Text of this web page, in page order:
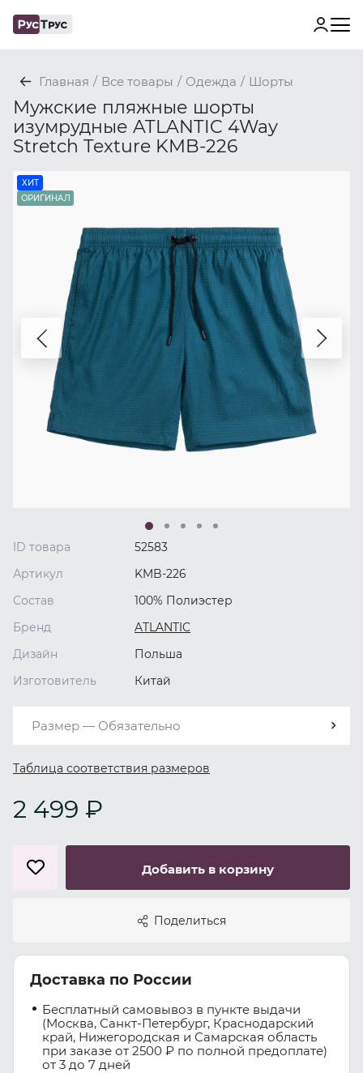
Главная / Все товары / Одежда / Шорты
Мужские пляжные шорты
изумрудные ATLANTIC 4Way
Stretch Texture KMB-226
ХИТ
ОРИГИНАЛ
ID товара
52583
Артикул
KMB-226
Состав
100% Полиэстер
Бренд
ATLANTIC
Дизайн
Польша
Изготовитель
Китай
Размер — Обязательно
Таблица соответствия размеров
2 499 ₽
Добавить в корзину
Поделиться
Доставка по России
Бесплатный самовывоз в пункте выдачи
(Москва, Санкт-Петербург, Краснодарский
край, Нижегородская и Самарская область
при заказе от 2500 ₽ по полной предоплате)
от 3 до 7 дней